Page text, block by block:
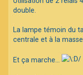
double.
La lampe témoin du
centrale et à la
Et ça marche...